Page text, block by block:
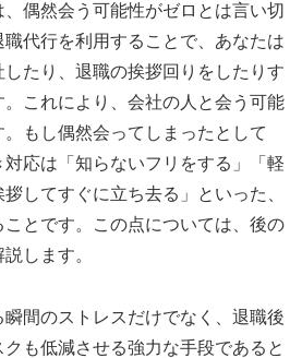
偶然会う可能性がゼロとは言い切
代行を利用することで、あなたは
たり、退職の挨拶回りをしたりす
これにより、会社の人と会う可能
もし偶然会ってしまったとして
対応は「知らないフリをする」「軽
してすぐに立ち去る」といった、
とです。この点については、後の
します。
間のストレスだけでなく、退職後
も低減させる強力な手段であると